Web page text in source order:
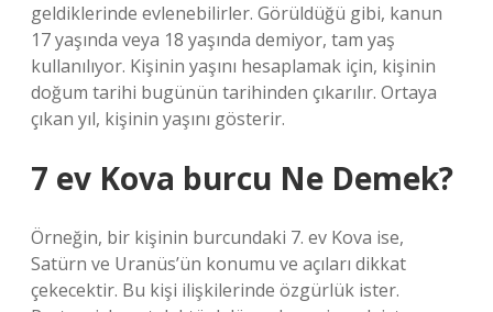
geldiklerinde evlenebilirler. Görüldüğü gibi, kanun
17 yaşında veya 18 yaşında demiyor, tam yaş
kullanılıyor. Kişinin yaşını hesaplamak için, kişinin
doğum tarihi bugünün tarihinden çıkarılır. Ortaya
çıkan yıl, kişinin yaşını gösterir.
7 ev Kova burcu Ne Demek?
Örneğin, bir kişinin burcundaki 7. ev Kova ise,
Satürn ve Uranüs’ün konumu ve açıları dikkat
çekecektir. Bu kişi ilişkilerinde özgürlük ister.